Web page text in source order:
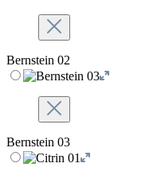
Bernstein 02
Bernstein 03